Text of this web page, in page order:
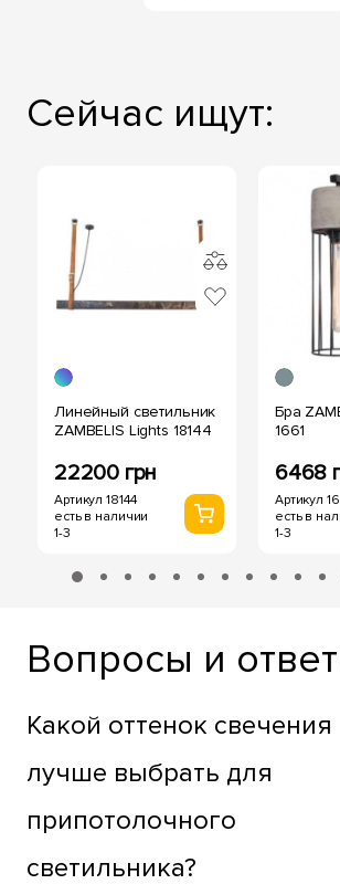
Сейчас ищут:
Линейный светильник
ZAMBELIS Lights 18144
22200 грн
Артикул 18144
есть в наличии
1-3
Бра
1661
6468
Артикул
есть в
1-3
Вопросы и
Какой оттенок свечения
лучше выбрать для
припотолочного
светильника?